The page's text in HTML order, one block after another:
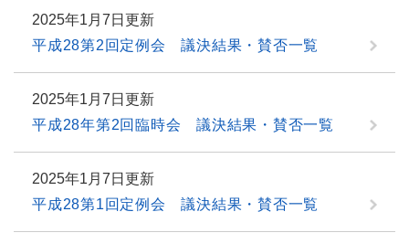
2025年1月7日更新
平成28第2回定例会 議決結果・賛否一覧
2025年1月7日更新
平成28年第2回臨時会 議決結果・賛否一覧
2025年1月7日更新
平成28第1回定例会 議決結果・賛否一覧